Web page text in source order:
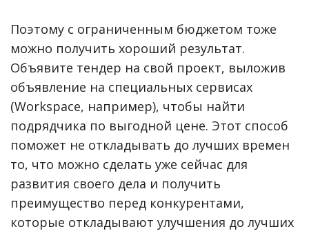
Поэтому с ограниченным бюджетом тоже
можно получить хороший результат.
Объявите тендер на свой проект, выложив
объявление на специальных сервисах
(Workspace, например), чтобы найти
подрядчика по выгодной цене. Этот способ
поможет не откладывать до лучших времен
то, что можно сделать уже сейчас для
развития своего дела и получить
преимущество перед конкурентами,
которые откладывают улучшения до лучших